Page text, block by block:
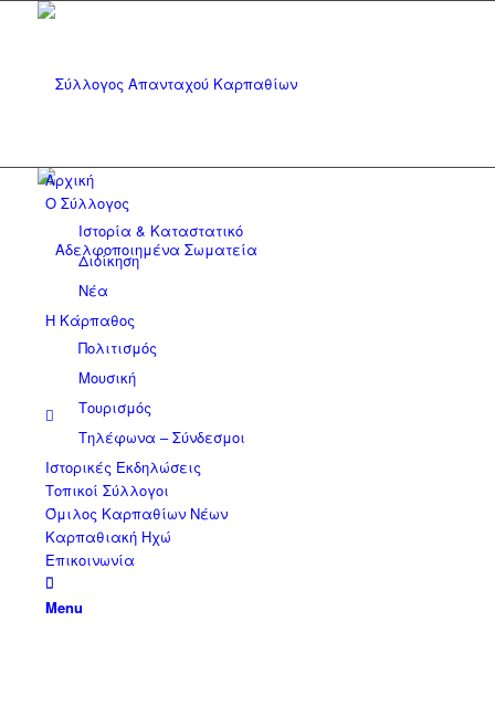
Αρχική
Ο Σύλλογος
Ιστορία & Καταστατικό
Διοίκηση
Νέα
Η Κάρπαθος
Πολιτισμός
Μουσική
Τουρισμός
Τηλέφωνα – Σύνδεσμοι
Ιστορικές Εκδηλώσεις
Τοπικοί Σύλλογοι
Όμιλος Καρπαθίων Νέων
Καρπαθιακή Ηχώ
Επικοινωνία
Menu